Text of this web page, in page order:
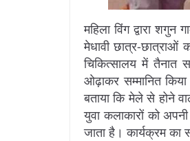
महिला विंग द्वारा
मेधावी छात्र-छात्राओं
चिकित्सालय में तैनात
ओढ़ाकर सम्मानित
बताया कि मेले से होने
युवा कलाकारों को
जाता है। कार्यक्रम का